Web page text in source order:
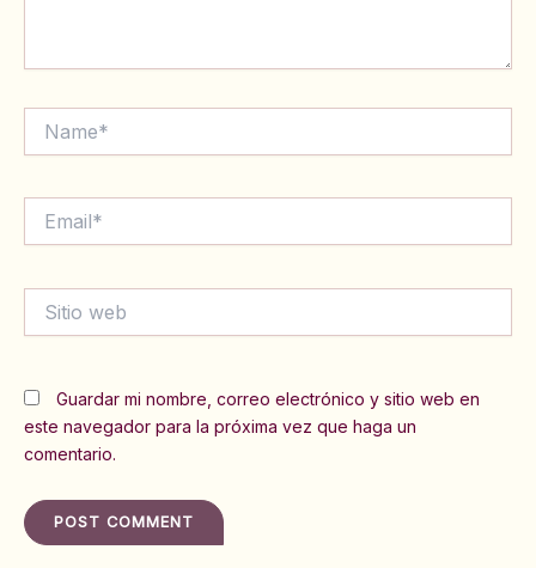
web
Guardar mi nombre, correo electrónico y sitio web en
este navegador para la próxima vez que haga un
comentario.